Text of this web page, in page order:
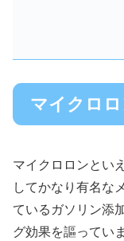
マイクロ
マイクロロンとい
してかなり有名な
ているガソリン添
グ効果を謳ってい